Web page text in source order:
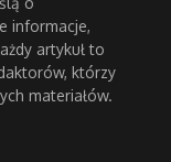
informacje,
artykuł to
którzy
materiałów.